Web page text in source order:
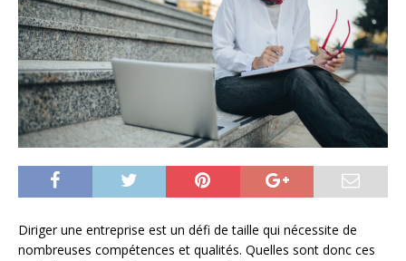
Diriger une entreprise est un défi de taille qui nécessite de
nombreuses compétences et qualités. Quelles sont donc ces